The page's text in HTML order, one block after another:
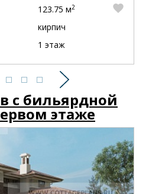
Следующий
123.75 м2
кирпич
1 этаж
с бильярдной
этаже